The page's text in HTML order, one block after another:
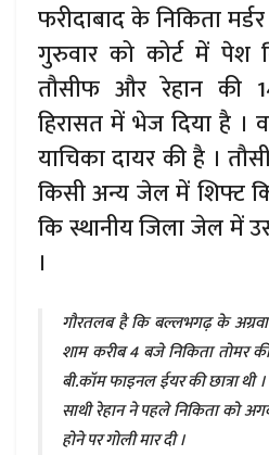
फरीदाबाद के निकिता
गुरुवार को कोर्ट में पेश
तौसीफ और रेहान की
हिरासत में भेज दिया है ।
याचिका दायर की है ।
किसी अन्य जेल में शिफ्ट
कि स्थानीय जिला जेल में
।
गौरतलब है कि बल्लभगढ़ के
शाम करीब 4 बजे निकिता तोमर
बी.कॉम फाइनल ईयर की छात्रा
साथी रेहान ने पहले निकिता को
होने पर गोली मार दी ।